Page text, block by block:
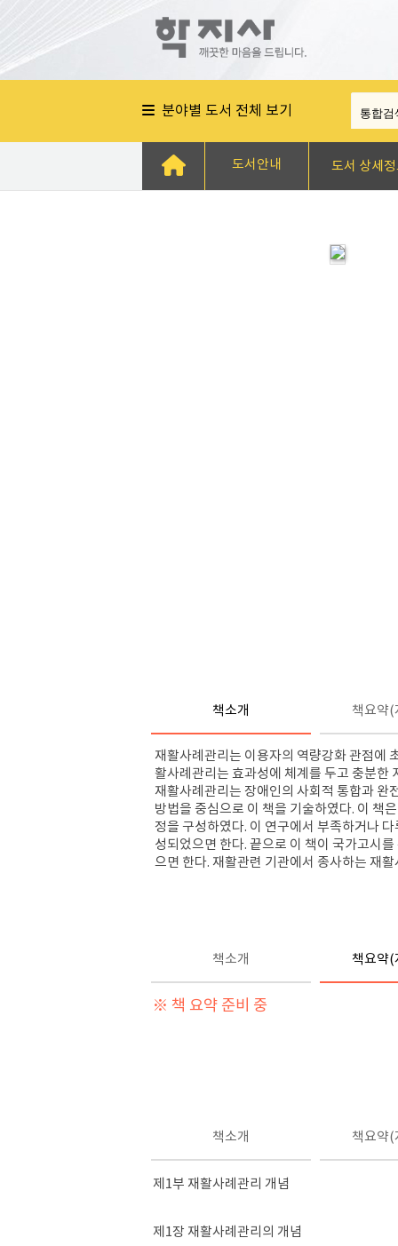
분야별 도서 전체 보기
도서안내 도서 상세
책소개 책요약(
재활사례관리는 이용자의 역량강화 관점에
활사례관리는 효과성에 체계를 두고 충분한
재활사례관리는 장애인의 사회적 통합과 완
방법을 중심으로 이 책을 기술하였다. 이 책
정을 구성하였다. 이 연구에서 부족하거나
성되었으면 한다. 끝으로 이 책이 국가고시
으면 한다. 재활관련 기관에서 종사하는 재
책소개 책요약(
※ 책 요약 준비 중
책소개 책요약(
제1부 재활사례관리 개념
제1장 재활사례관리의 개념